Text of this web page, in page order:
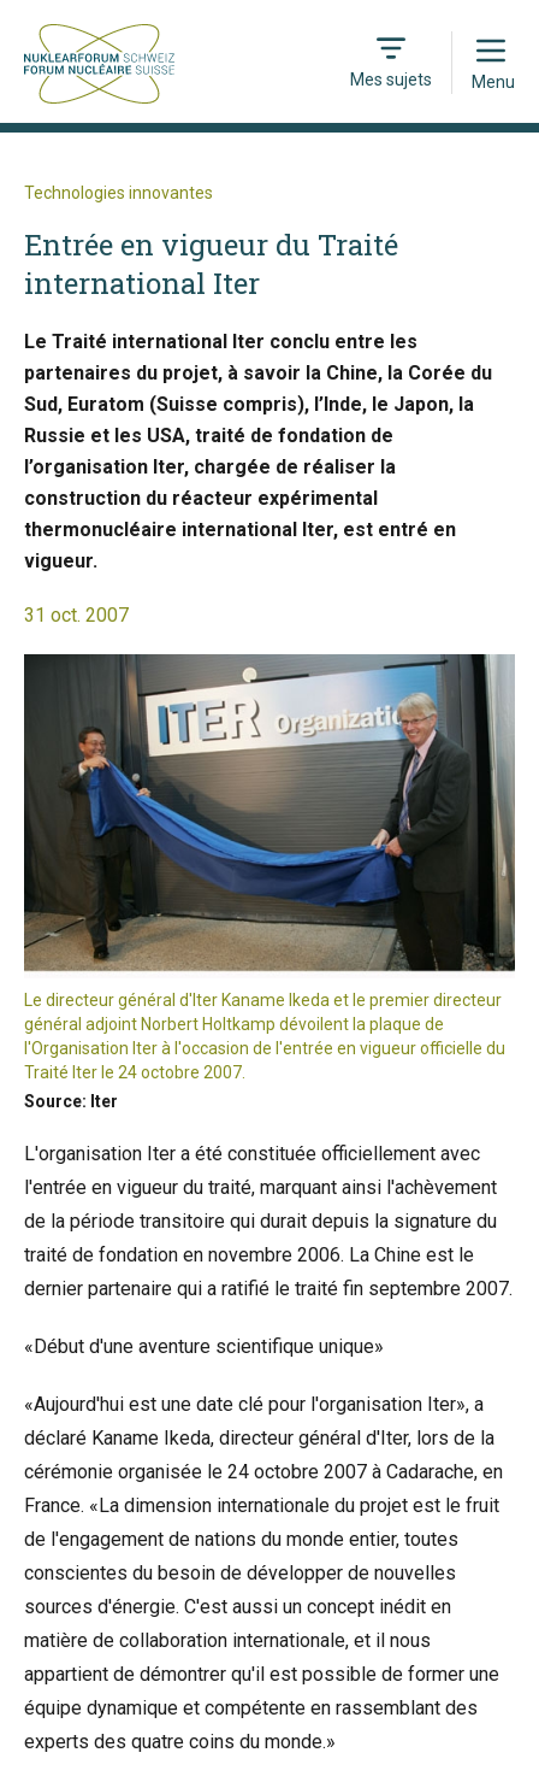
Mes sujets
Open
Menu
Technologies innovantes
Entrée en vigueur du Traité
international Iter
Le Traité international Iter conclu entre les
partenaires du projet, à savoir la Chine, la Corée du
Sud, Euratom (Suisse compris), l’Inde, le Japon, la
Russie et les USA, traité de fondation de
l’organisation Iter, chargée de réaliser la
construction du réacteur expérimental
thermonucléaire international Iter, est entré en
vigueur.
31 oct. 2007
Le directeur général d'Iter Kaname Ikeda et le premier directeur
général adjoint Norbert Holtkamp dévoilent la plaque de
l'Organisation Iter à l'occasion de l'entrée en vigueur officielle du
Traité Iter le 24 octobre 2007.
Source: Iter
L'organisation Iter a été constituée officiellement avec
l'entrée en vigueur du traité, marquant ainsi l'achèvement
de la période transitoire qui durait depuis la signature du
traité de fondation en novembre 2006. La Chine est le
dernier partenaire qui a ratifié le traité fin septembre 2007.
«Début d'une aventure scientifique unique»
«Aujourd'hui est une date clé pour l'organisation Iter», a
déclaré Kaname Ikeda, directeur général d'Iter, lors de la
cérémonie organisée le 24 octobre 2007 à Cadarache, en
France. «La dimension internationale du projet est le fruit
de l'engagement de nations du monde entier, toutes
conscientes du besoin de développer de nouvelles
sources d'énergie. C'est aussi un concept inédit en
matière de collaboration internationale, et il nous
appartient de démontrer qu'il est possible de former une
équipe dynamique et compétente en rassemblant des
experts des quatre coins du monde.»